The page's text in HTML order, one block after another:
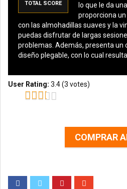
TOTAL SCORE
lo que le da
proporciona
con las almohadillas suaves y la
puedas disfrutar de largas
problemas. Además, presenta un
diseño plegable, con lo cual
User Rating: 3.4(3 votes)
COMPRAR